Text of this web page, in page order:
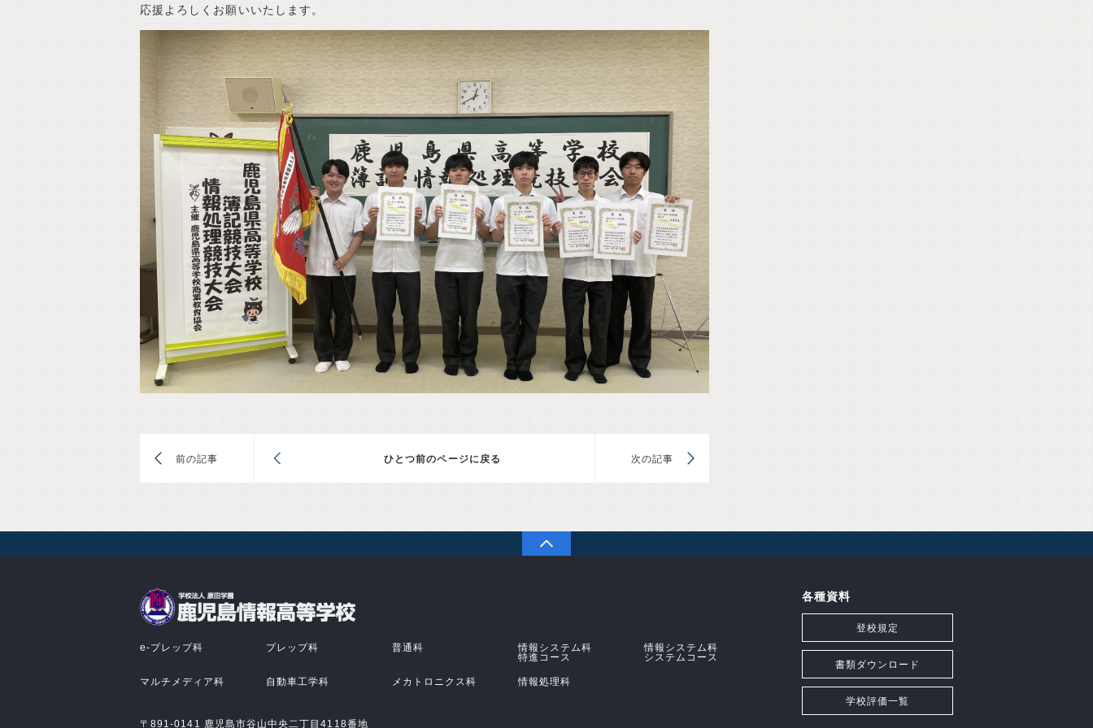
応援よろしくお願いいたします。
前のページに戻る
前 次
e-プレップ科 プレップ科 普通科
情報システム科
特進コース
情報システム科
システムコース
マルチメディア科 自動車工学科 メカトロニクス科 情報処理科
〒891-0141 鹿児島市谷山中央二丁目4118番地
各種資料
登校規定
書類ダウンロード
学校評価一覧